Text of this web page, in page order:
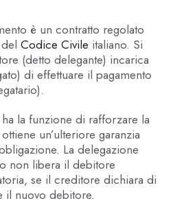
è un contratto regolato
Codice Civile italiano. Si
(detto delegante) incarica
di effettuare il pagamento
la funzione di rafforzare la
un’ulteriore garanzia
La delegazione
non libera il debitore
se il creditore dichiara di
il nuovo debitore.